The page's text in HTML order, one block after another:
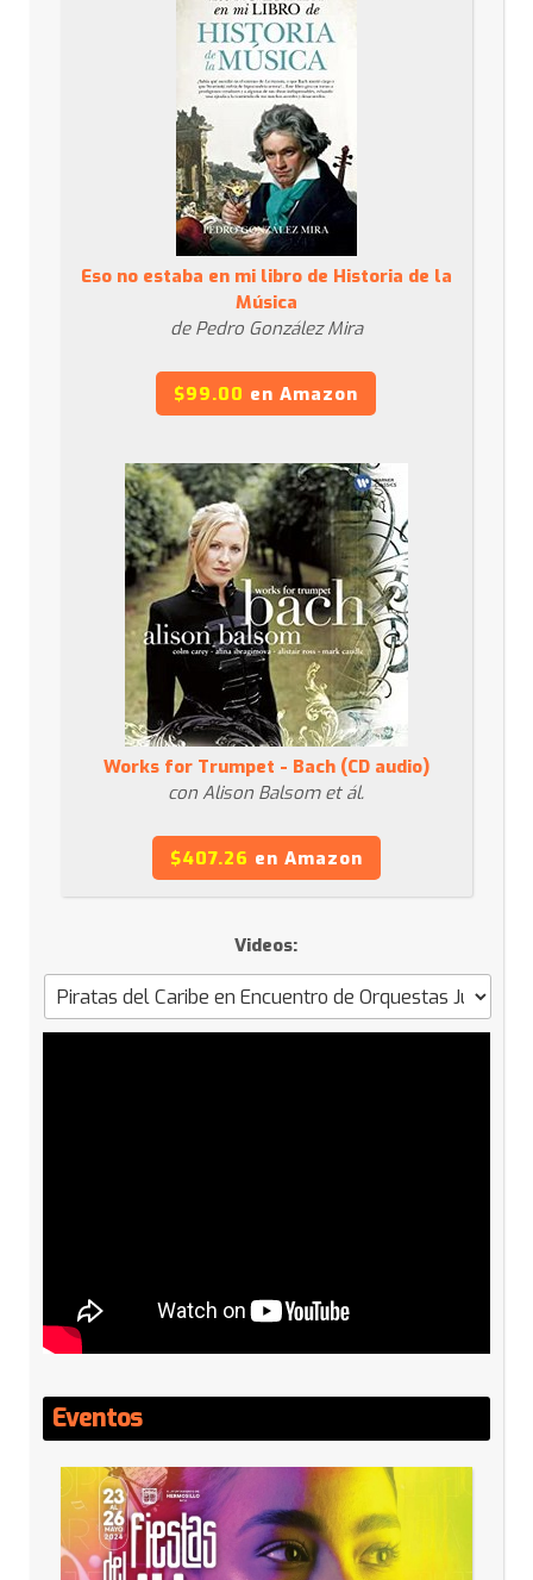
Eso no estaba en mi libro de Historia de la
Música
de Pedro González Mira
$99.00 en Amazon
Works for Trumpet - Bach (CD audio)
con Alison Balsom et ál.
$407.26 en Amazon
Videos:
Eventos